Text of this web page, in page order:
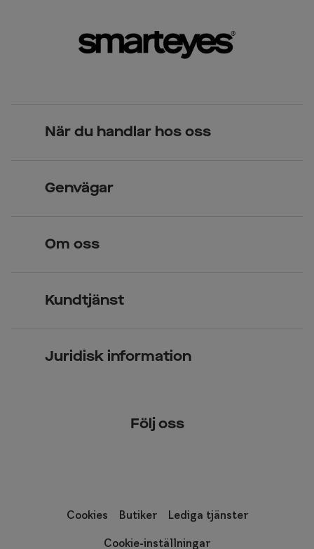
När du handlar hos oss
Över 70 butiker
Genvägar
Kontaktlinser
Om oss
Kundtjänst
Juridisk information
Följ oss
Cookies Butiker Lediga tjänster
Cookie-inställningar